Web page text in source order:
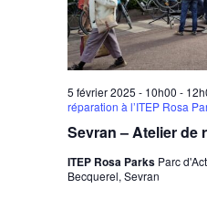
Sevran – Atelier de
5 février 2025 - 10h00 -
réparation à l’ITEP Rosa
ITEP Rosa Parks Parc
Becquerel, Sevran